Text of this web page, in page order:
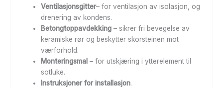
Ventilasjonsgitter– for ventilasjon av isolasjon, og
drenering av kondens.
Betongtoppavdekking– sikrer fri bevegelse av
keramiske rør og beskytter skorsteinen mot
værforhold.
Monteringsmal– for utskjæring i ytterelement til
sotluke.
Instruksjoner for installasjon.